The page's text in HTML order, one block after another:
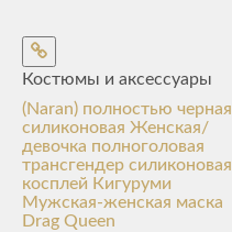
Костюмы и аксессуары
(Naran) полностью черная
силиконовая Женская/
девочка полноголовая
трансгендер силиконовая
косплей Кигуруми
Мужская-женская маска
Drag Queen